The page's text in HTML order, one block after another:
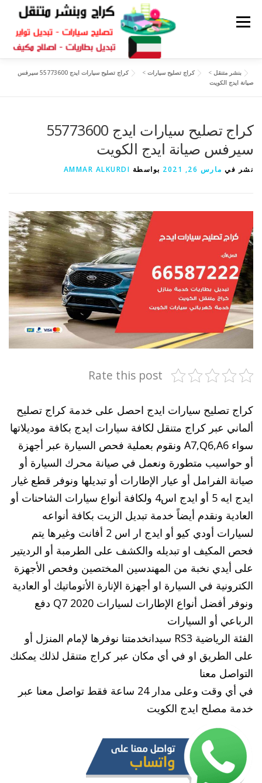
القائمة
كراج متنقل
بنشر متنقل سكراب قطع غيار
بنشر متنقل > كراج تصليح سيارات >
كراج تصليح سيارات ايدج 55773600 سيرفس
صيانة ايدج الكويت
كراج تصليح سيارات ايدج 55773600
سيرفس صيانة ايدج الكويت
نشر في مارس 26, 2021 بواسطة AMMAR ALKURDI
Rate this post
كراج تصليح سيارات ايدج احصل على خدمة كراج تصليح
ألماني عبر كراج متنقل لكافة سيارات ايدج بكافة موديلاتها
سواء A7,Q6,A6 ونقوم بعملية فحص السيارة عبر أجهزة
أو حواسيب متطورة ونعمل في صيانة محرك السيارة أو
صيانة الفرامل أو عيار الإطارات أو تبديلها ونوفر قطع غيار
ايدج ايه 5 أو ايدج اس4 ولكافة أنواع سيارات الشاحنات أو
العادية ونقدم أيضاً خدمة تبديل الزيت بكافة أنواعه
لسيارات أودي كيو أو ايدج ار اس 2 أفانت وغيرها يتم
فحص المكيف او تبديله والكشف على الطرمبة أو الرديتير
على أيدي نخبة من المهندسين المختصين وفحص الأجهزة
الكترونية في السيارة او أجهزة الإنارة الأتوماتيك أو العادية
ونوفر أفضل أنواع الإطارات لسيارات Q7 2020 دفع
الرباعي أو السيارات
الفئة الرياضية RS3 سيدانخدمتنا نوفرها لإمام المنزل أو
على الطريق او في أي مكان عبر كراج متنقل لذلك يمكنك
التواصل معنا
في أي وقت وعلى مدار 24 ساعة فقط تواصل معنا عبر
خدمة مصلح ايدج الكويت